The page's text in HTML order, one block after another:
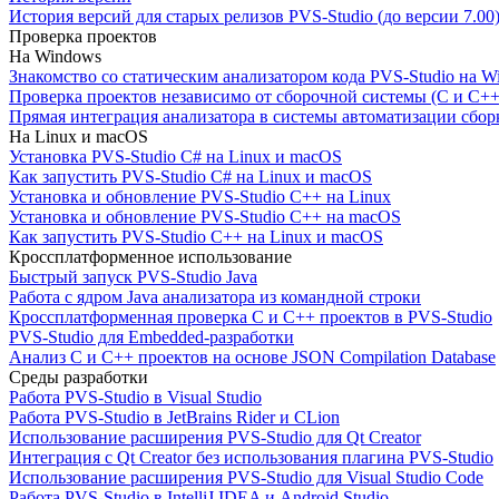
История версий для старых релизов PVS-Studio (до версии 7.00)
Проверка проектов
На Windows
Знакомство со статическим анализатором кода PVS-Studio на
Проверка проектов независимо от сборочной системы (C и
Прямая интеграция анализатора в системы автоматизации
На Linux и macOS
Установка PVS-Studio C# на Linux и macOS
Как запустить PVS-Studio C# на Linux и macOS
Установка и обновление PVS-Studio C++ на Linux
Установка и обновление PVS-Studio C++ на macOS
Как запустить PVS-Studio C++ на Linux и macOS
Кроссплатформенное использование
Быстрый запуск PVS-Studio Java
Работа с ядром Java анализатора из командной строки
Кроссплатформенная проверка C и C++ проектов в PVS-Studio
PVS-Studio для Embedded-разработки
Анализ C и C++ проектов на основе JSON Compilation Database
Среды разработки
Работа PVS-Studio в Visual Studio
Работа PVS-Studio в JetBrains Rider и CLion
Использование расширения PVS-Studio для Qt Creator
Интеграция с Qt Creator без использования плагина PVS-Studio
Использование расширения PVS-Studio для Visual Studio Code